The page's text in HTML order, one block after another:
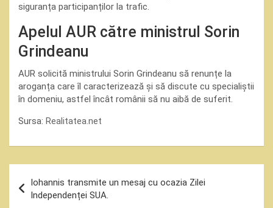
siguranța participanților la trafic.
Apelul AUR către ministrul Sorin
Grindeanu
AUR solicită ministrului Sorin Grindeanu să renunțe la
aroganța care îl caracterizează și să discute cu specialiștii
în domeniu, astfel încât românii să nu aibă de suferit.
Sursa: Realitatea.net
în
Iohannis transmite un mesaj cu ocazia Zilei
Independenței SUA.